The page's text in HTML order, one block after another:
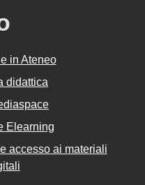
in Ateneo
didattica
Elearning
accesso ai materiali